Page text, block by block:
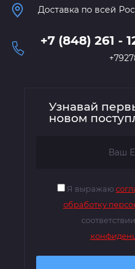
+7 (848) 261 -
Доставка по всей
Узнавай
новом
Я выражаю
обработку